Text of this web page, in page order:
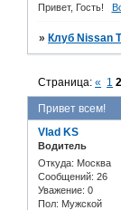
Привет, Гость!
» Клуб Nissan
Привет всем!
Страница:« 1 2
Vlad KS
Водитель
Откуда: Москва
Сообщений: 26
Уважение: 0
Пол: Мужской